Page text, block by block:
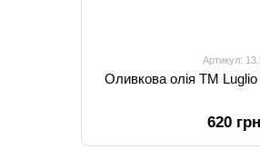
Артикул:
Оливкова
620 грн